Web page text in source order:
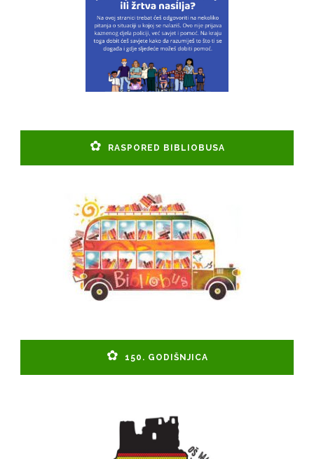
RASPORED BIBLIOBUSA
150. GODIŠNJICA